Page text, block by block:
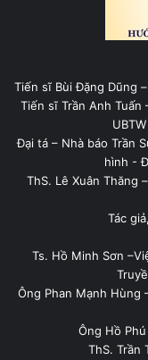
Tiến sĩ Bùi Đặng Dũng
Tiến sĩ Trần Anh
Đại tá – Nhà báo Trần
hình -
ThS. Lê Xuân Thăng
Tác
Ts. Hồ Minh Sơn
Ông Phan Mạnh Hùng
Ông Hồ
ThS. Trần